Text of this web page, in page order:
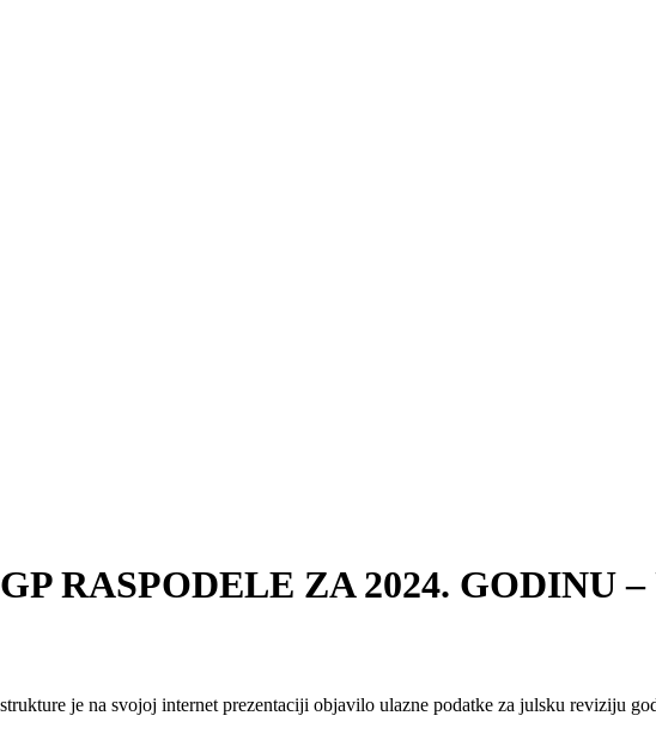
RASPODELE ZA 2024. GODINU
je na svojoj internet prezentaciji objavilo ulazne podatke za julsku reviziju